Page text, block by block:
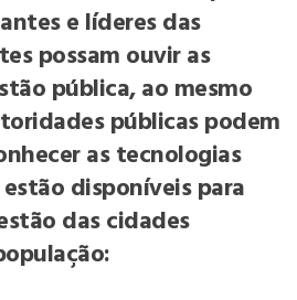
e líderes das
possam ouvir as
pública, ao mesmo
públicas podem
as tecnologias
disponíveis para
das cidades